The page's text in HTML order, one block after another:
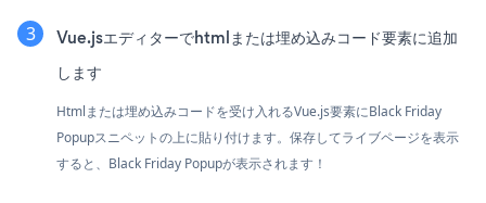
Vue.jsエディターでhtmlまたは埋め込みコード要素に追加
します
Htmlまたは埋め込みコードを受け入れるVue.js要素にBlack Friday
Popupスニペットの上に貼り付けます。保存してライブページを表示
すると、Black Friday Popupが表示されます！